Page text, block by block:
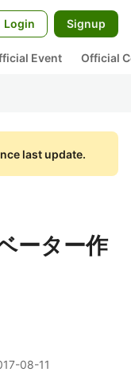
Login Signup
Event Official
last update.
ーター作
08-11